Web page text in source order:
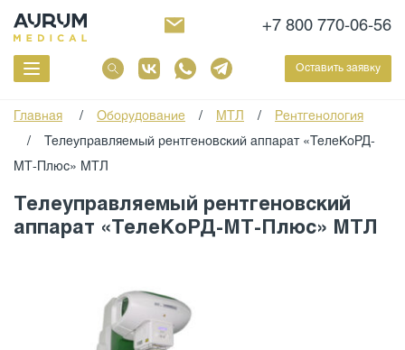
+7 800 770-06-56
Оставить заявку
Главная / Оборудование / МТЛ / Рентгенология
/ Телеуправляемый рентгеновский аппарат «ТелеКоРД-
МТ-Плюс» МТЛ
Телеуправляемый рентгеновский
аппарат «ТелеКоРД-МТ-Плюс» МТЛ